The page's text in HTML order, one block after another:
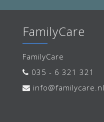
FamilyCare
FamilyCare
035 - 6 321 321
info@familycare.nl